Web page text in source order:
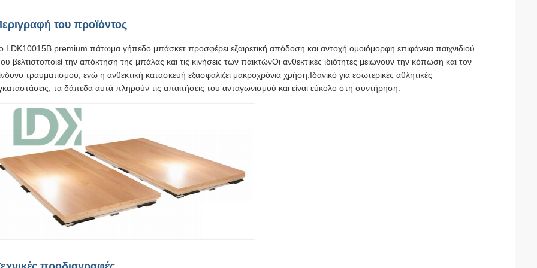
του προϊόντος
LDK10015B premium πάτωμα γήπεδο μπάσκετ προσφέρει εξαιρετική απόδοση και αντοχή.ομοιόμορφη επιφάνεια παιχνιδιού
βελτιστοποιεί την απόκτηση της μπάλας και τις κινήσεις των παικτώνΟι ανθεκτικές ιδιότητες μειώνουν την κόπωση και τον
τραυματισμού, ενώ η ανθεκτική κατασκευή εξασφαλίζει μακροχρόνια χρήση.Ιδανικό για εσωτερικές αθλητικές
τα δάπεδα αυτά πληρούν τις απαιτήσεις του ανταγωνισμού και είναι εύκολο στη συντήρηση.